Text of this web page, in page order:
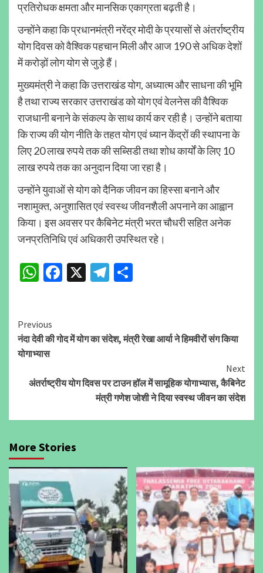
प्रतिरोधक क्षमता और मानसिक एकाग्रता बढ़ती है।
उन्होंने कहा कि प्रधानमंत्री नरेंद्र मोदी के प्रयासों से अंतर्राष्ट्रीय
योग दिवस को वैश्विक पहचान मिली और आज 190 से अधिक देशों
में करोड़ों लोग योग से जुड़े हैं।
मुख्यमंत्री ने कहा कि उत्तराखंड योग, अध्यात्म और साधना की भूमि
है तथा राज्य सरकार उत्तराखंड को योग एवं वेलनेस की वैश्विक
राजधानी बनाने के संकल्प के साथ कार्य कर रही है। उन्होंने बताया
कि राज्य की योग नीति के तहत योग एवं ध्यान केंद्रों की स्थापना के
लिए 20 लाख रुपये तक की सब्सिडी तथा शोध कार्यों के लिए 10
लाख रुपये तक का अनुदान दिया जा रहा है।
उन्होंने युवाओं से योग को दैनिक जीवन का हिस्सा बनाने और
नशामुक्त, अनुशासित एवं स्वस्थ जीवनशैली अपनाने का आह्वान
किया। इस अवसर पर कैबिनेट मंत्री भरत चौधरी सहित अनेक
जनप्रतिनिधि एवं अधिकारी उपस्थित रहे।
WhatsApp
Facebook
X Telegram
Continue
Reading
Previous
नंदा देवी की गोद में योग का संदेश, मंत्री रेखा आर्या ने हिमवीरों संग किया
योगाभ्यास
Next
अंतर्राष्ट्रीय योग दिवस पर टाउन हॉल में सामूहिक योगाभ्यास, कैबिनेट
मंत्री गणेश जोशी ने दिया स्वस्थ जीवन का संदेश
More Stories